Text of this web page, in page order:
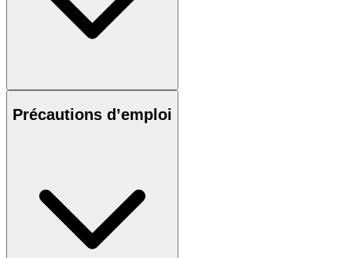
Précautions d’emploi